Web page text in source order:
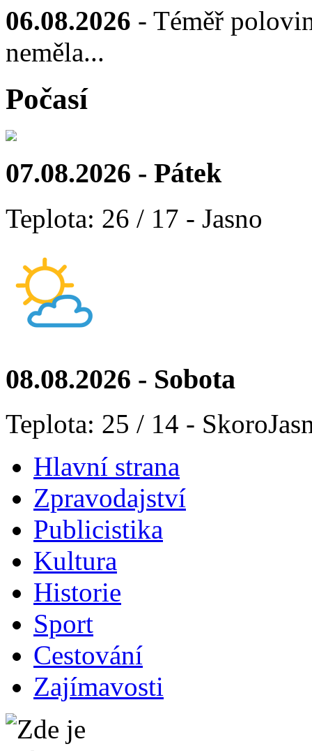
06.08.2026 - Téměř
neměla...
Počasí
07.08.2026 - Pátek
Teplota: 26 / 17 - Jasno
08.08.2026 - Sobota
Teplota: 25 / 14 -
Hlavní strana
Zpravodajství
Publicistika
Kultura
Historie
Sport
Cestování
Zajímavosti